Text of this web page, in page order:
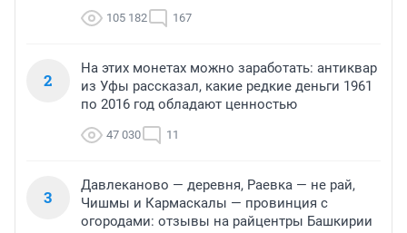
105 182 167
2
На этих монетах можно заработать: антиквар
из Уфы рассказал, какие редкие деньги 1961
по 2016 год обладают ценностью
47 030 11
3
Давлеканово — деревня, Раевка — не рай,
Чишмы и Кармаскалы — провинция с
огородами: отзывы на райцентры Башкирии